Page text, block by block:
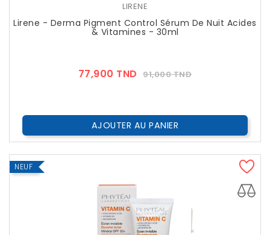
LIRENE
Lirene - Derma Pigment Control Sérum De Nuit Acides
& Vitamines - 30ml
77,900 TND Prix
91,000 TNDPrix
AJOUTER AU PANIER
NEUF